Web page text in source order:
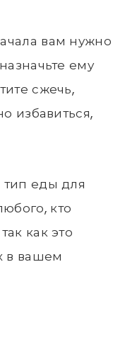
вам нужно
ему
сжечь,
избавиться,
тип еды для
кто
как это
в вашем